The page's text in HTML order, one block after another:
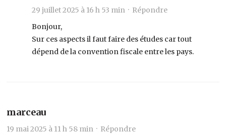
29 juillet 2025 à 16 h 53 min · Répondre
Bonjour,
Sur ces aspects il faut faire des études car tout
dépend de la convention fiscale entre les pays.
marceau
19 mai 2025 à 11 h 58 min · Répondre